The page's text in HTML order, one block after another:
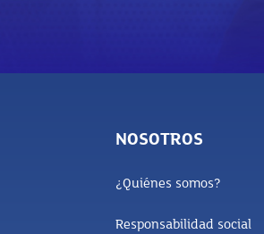
NOSOTROS
¿Quiénes somos?
Responsabilidad social